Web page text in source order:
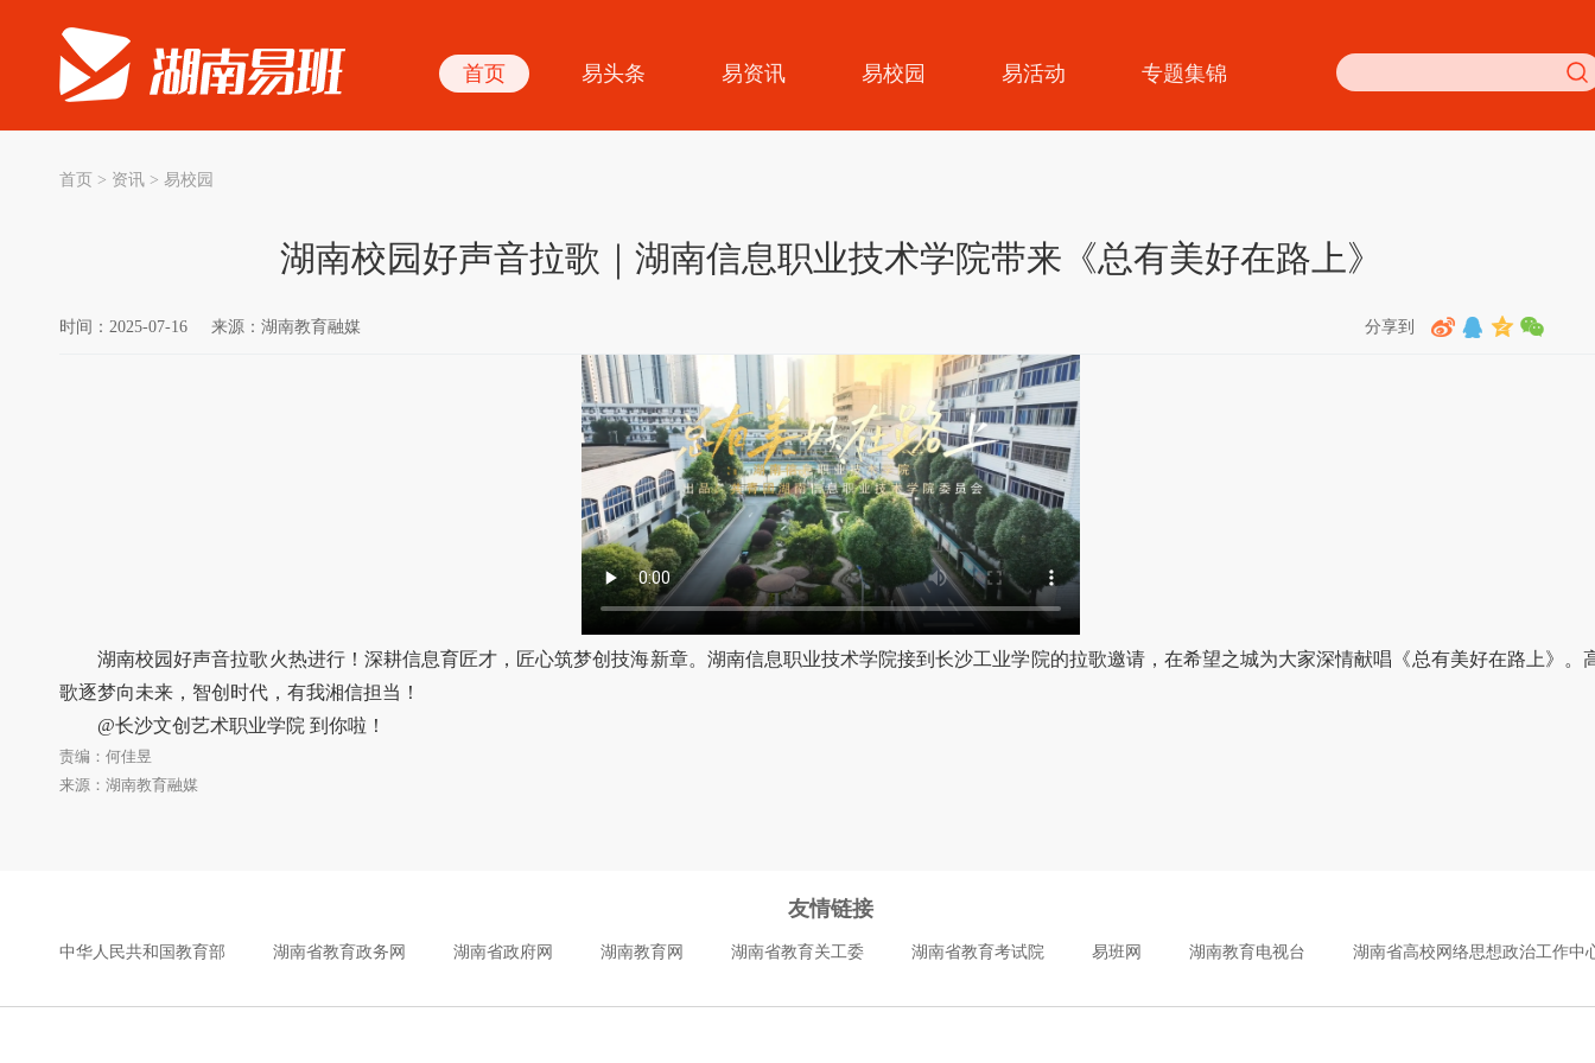
首页 易头条 易资讯 易校园 易活动 专题集锦
首页 > 资讯 > 易校园
湖南校园好声音拉歌｜湖南信息职业技术学院带来《总有美好在路上》
时间：2025-07-16 来源：湖南教育融媒 分享到
湖南校园好声音拉歌火热进行！深耕信息育匠才，匠心筑梦创技海新章。湖南信息职业技术学院接到长沙工业学院的拉歌邀请，在希望之城为大家深情献唱《总有美好在路上》。
歌逐梦向未来，智创时代，有我湘信担当！
@长沙文创艺术职业学院 到你啦！
责编：何佳昱
来源：湖南教育融媒
友情链接
中华人民共和国教育部 湖南省教育政务网 湖南省政府网 湖南教育网 湖南省教育关工委 湖南省教育考试院 易班网 湖南教育电视台 湖南省高校网络思想政治工作中